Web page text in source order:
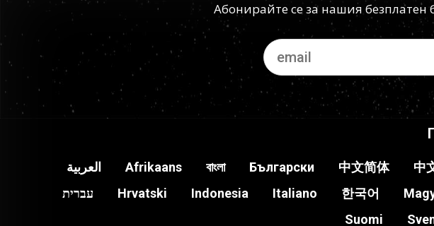
Абонирайте се за нашия
العربية Afrikaans বাংলা Български 中文简体 中
עברית
Hrvatski Indonesia Italiano 한국어
Suomi